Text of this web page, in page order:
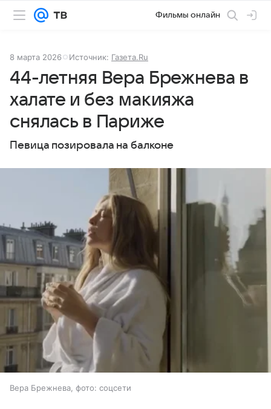
Фильмы онлайн
8 марта 2026 Источник: Газета.Ru
44-летняя Вера Брежнева в
халате и без макияжа
снялась в Париже
Певица позировала на балконе
Вера Брежнева, фото: соцсети